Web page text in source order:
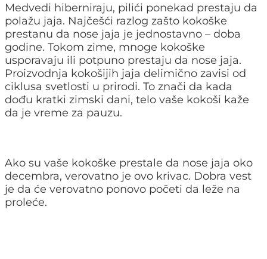
Medvedi hiberniraju, pilići ponekad prestaju da
polažu jaja. Najčešći razlog zašto kokoške
prestanu da nose jaja je jednostavno – doba
godine. Tokom zime, mnoge kokoške
usporavaju ili potpuno prestaju da nose jaja.
Proizvodnja kokošijih jaja delimično zavisi od
ciklusa svetlosti u prirodi. To znači da kada
dođu kratki zimski dani, telo vaše kokoši kaže
da je vreme za pauzu.
Ako su vaše kokoške prestale da nose jaja oko
decembra, verovatno je ovo krivac. Dobra vest
je da će verovatno ponovo početi da leže na
proleće.